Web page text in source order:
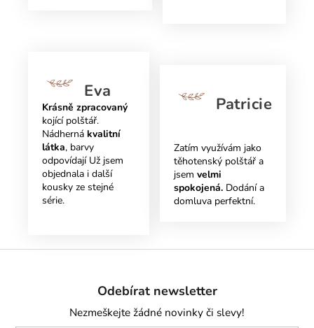
Eva
Krásně zpracovaný
kojící polštář.
Nádherná kvalitní
látka, barvy
odpovídají Už jsem
objednala i další
kousky ze stejné
série.
Patricie
Zatím využívám jako
těhotenský polštář a
jsem velmi
spokojená. Dodání a
domluva perfektní.
Odebírat newsletter
Nezmeškejte žádné novinky či slevy!